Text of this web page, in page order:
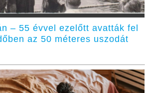
– 55 évvel ezelőtt avatták fel
az 50 méteres uszodát